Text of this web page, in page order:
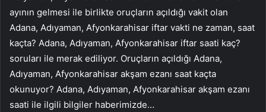
ayının gelmesi ile birlikte oruçların açıldığı vakit olan
Adana, Adıyaman, Afyonkarahisar iftar vakti ne zaman, saat
kaçta? Adana, Adıyaman, Afyonkarahisar iftar saati kaç?
soruları ile merak ediliyor. Oruçların açıldığı Adana,
Adıyaman, Afyonkarahisar akşam ezanı saat kaçta
okunuyor? Adana, Adıyaman, Afyonkarahisar akşam ezanı
saati ile ilgili bilgiler haberimizde…